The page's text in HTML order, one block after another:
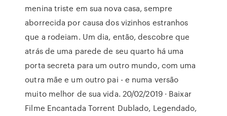
menina triste em sua nova casa, sempre
aborrecida por causa dos vizinhos estranhos
que a rodeiam. Um dia, então, descobre que
atrás de uma parede de seu quarto há uma
porta secreta para um outro mundo, com uma
outra mãe e um outro pai - e numa versão
muito melhor de sua vida. 20/02/2019 · Baixar
Filme Encantada Torrent Dublado, Legendado,